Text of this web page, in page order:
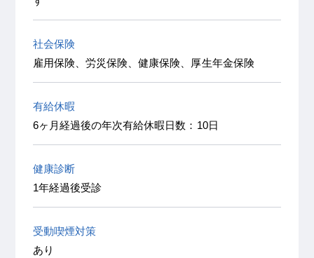
社会保険
雇用保険、労災保険、健康保険、厚生年金保険
有給休暇
6ヶ月経過後の年次有給休暇日数：10日
健康診断
1年経過後受診
受動喫煙対策
あり